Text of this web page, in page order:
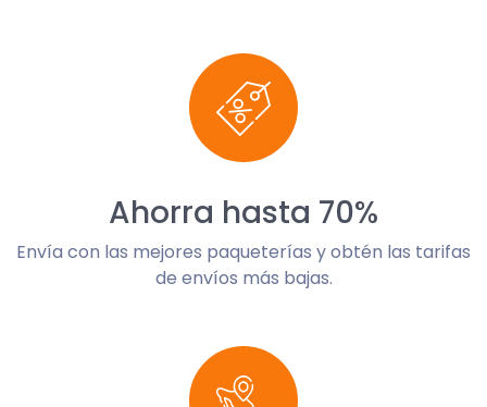
Ahorra hasta 70%
Envía con las mejores paqueterías y obtén las tarifas
de envíos más bajas.